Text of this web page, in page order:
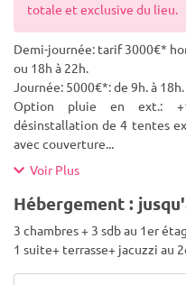
totale et exclusive du lieu.
Demi-journée: tarif 3000€*
ou 18h à 22h.
Journée: 5000€*: de 9h. à 18h.
Option pluie en ext.:
désinstallation de 4 tentes
avec couverture...
Voir Plus
Hébergement :
3 chambres + 3 sdb au 1er
1 suite+ terrasse+ jacuzzi au